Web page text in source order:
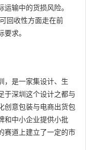
输中的货损风险。
回收性方面走在前
求。
，是一家集设计、生
于深圳这个设计之都与
创意包装与电商出货包
和中小企业提供小批
赛道上建立了一定的市